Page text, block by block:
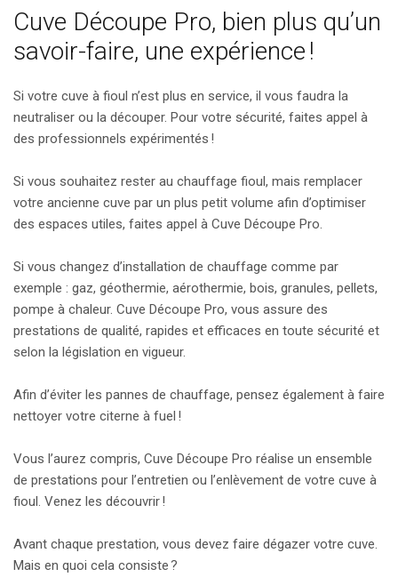
Cuve Découpe Pro, bien plus qu’un
savoir-faire, une expérience !
Si votre cuve à fioul n’est plus en service, il vous faudra la
neutraliser ou la découper. Pour votre sécurité, faites appel à
des professionnels expérimentés !
Si vous souhaitez rester au chauffage fioul, mais remplacer
votre ancienne cuve par un plus petit volume afin d’optimiser
des espaces utiles, faites appel à Cuve Découpe Pro.
Si vous changez d’installation de chauffage comme par
exemple : gaz, géothermie, aérothermie, bois, granules, pellets,
pompe à chaleur. Cuve Découpe Pro, vous assure des
prestations de qualité, rapides et efficaces en toute sécurité et
selon la législation en vigueur.
Afin d’éviter les pannes de chauffage, pensez également à faire
nettoyer votre citerne à fuel !
Vous l’aurez compris, Cuve Découpe Pro réalise un ensemble
de prestations pour l’entretien ou l’enlèvement de votre cuve à
fioul. Venez les découvrir !
Avant chaque prestation, vous devez faire dégazer votre cuve.
Mais en quoi cela consiste ?